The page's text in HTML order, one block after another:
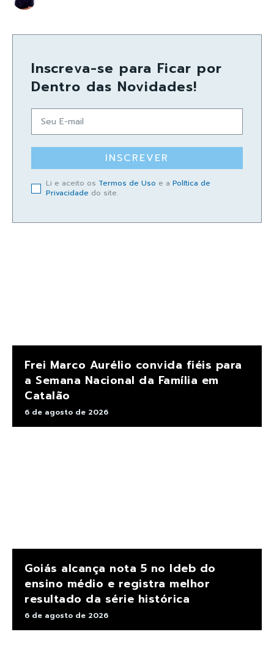
Inscreva-se para Ficar por
Dentro das Novidades!
INSCREVER
Li e aceito os Termos de Uso e a Política de
Privacidade do site.
Frei Marco Aurélio convida fiéis para
a Semana Nacional da Família em
Catalão
6 de agosto de 2026
Goiás alcança nota 5 no Ideb do
ensino médio e registra melhor
resultado da série histórica
6 de agosto de 2026